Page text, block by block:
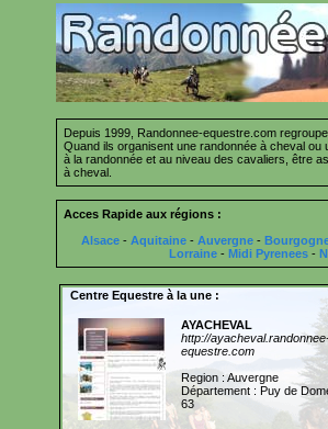
Depuis 1999, Randonnee-equestre.com
Quand ils organisent une randonnée à cheval
à la randonnée et au niveau des cavaliers, être
à cheval.
Acces Rapide aux régions :
Alsace - Aquitaine - Auvergne -
Lorraine- Midi Pyrenees-
Centre Equestre à la une :
AYACHEVAL
http://
equestre.com
Region : Auvergne
Département : Puy de
63